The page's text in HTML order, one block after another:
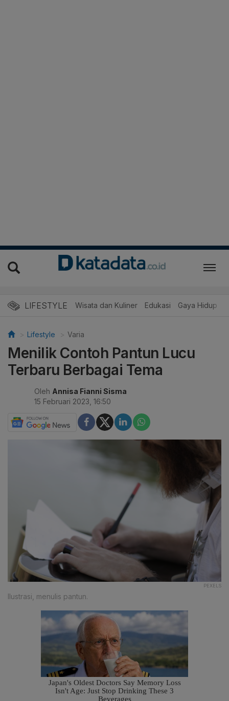
LIFESTYLE Wisata dan Kuliner Edukasi Gaya Hidup
Lifestyle Varia
Menilik Contoh Pantun Lucu
Terbaru Berbagai Tema
Oleh Annisa Fianni Sisma
15 Februari 2023, 16:50
PEXELS
Ilustrasi, menulis pantun.